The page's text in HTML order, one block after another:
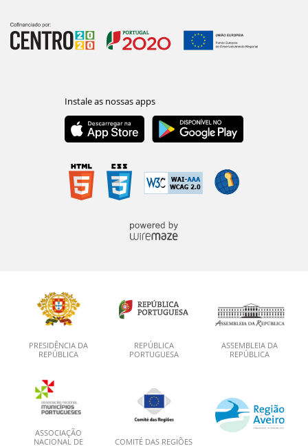
PRESIDÊNCIA DA
REPÚBLICA
REPÚBLICA
PORTUGUESA
ASSEMBLEIA DA
REPÚBLICA
ASSOCIAÇÃO
NACIONAL DE
COMITÉ DAS REGIÕES